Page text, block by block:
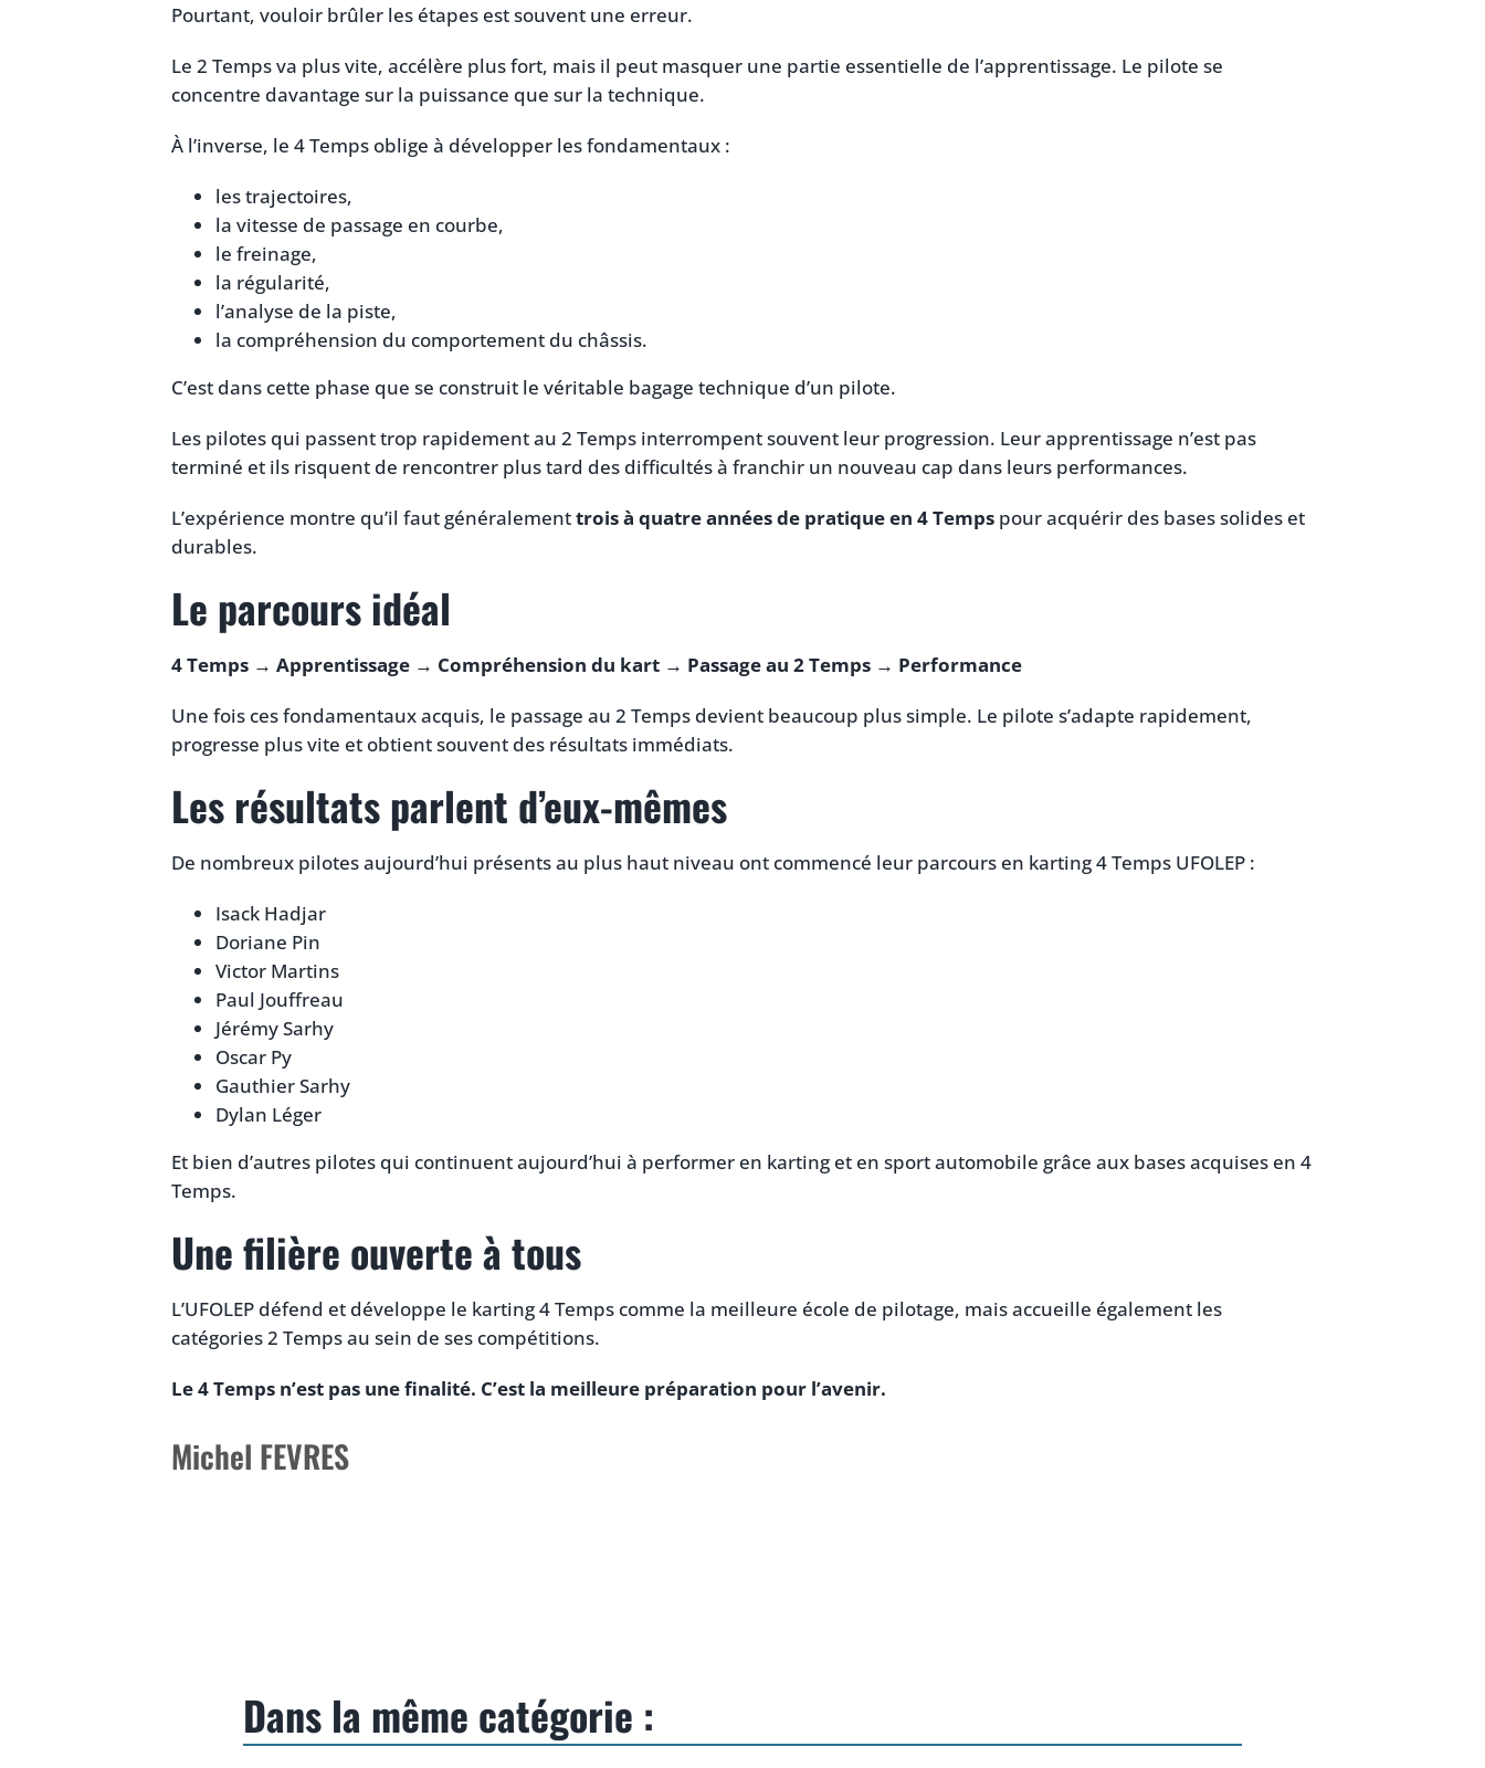
Pourtant, vouloir brûler les étapes est souvent une erreur.
Le 2 Temps va plus vite, accélère plus fort, mais il peut masquer une partie essentielle de l’apprentissage. Le pilote se
concentre davantage sur la puissance que sur la technique.
À l’inverse, le 4 Temps oblige à développer les fondamentaux :
les trajectoires,
la vitesse de passage en courbe,
le freinage,
la régularité,
l’analyse de la piste,
la compréhension du comportement du châssis.
C’est dans cette phase que se construit le véritable bagage technique d’un pilote.
Les pilotes qui passent trop rapidement au 2 Temps interrompent souvent leur progression. Leur apprentissage n’est pas
terminé et ils risquent de rencontrer plus tard des difficultés à franchir un nouveau cap dans leurs performances.
L’expérience montre qu’il faut généralementtrois à quatre années de pratique en 4 Temps pour acquérir des bases solides et
durables.
Le parcours idéal
4 Temps → Apprentissage → Compréhension du kart → Passage au 2 Temps → Performance
Une fois ces fondamentaux acquis, le passage au 2 Temps devient beaucoup plus simple. Le pilote s’adapte rapidement,
progresse plus vite et obtient souvent des résultats immédiats.
Les résultats parlent d’eux-mêmes
De nombreux pilotes aujourd’hui présents au plus haut niveau ont commencé leur parcours en karting 4 Temps UFOLEP :
Isack Hadjar
Doriane Pin
Victor Martins
Paul Jouffreau
Jérémy Sarhy
Oscar Py
Gauthier Sarhy
Dylan Léger
Et bien d’autres pilotes qui continuent aujourd’hui à performer en karting et en sport automobile grâce aux bases acquises en 4
Temps.
Une filière ouverte à tous
L’UFOLEP défend et développe le karting 4 Temps comme la meilleure école de pilotage, mais accueille également les
catégories 2 Temps au sein de ses compétitions.
Le 4 Temps n’est pas une finalité. C’est la meilleure préparation pour l’avenir.
Michel FEVRES
Dans la même catégorie :